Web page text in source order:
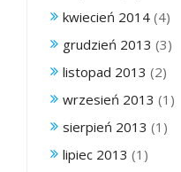
kwiecień 2014 (4)
grudzień 2013 (3)
listopad 2013 (2)
wrzesień 2013 (1)
sierpień 2013 (1)
lipiec 2013 (1)